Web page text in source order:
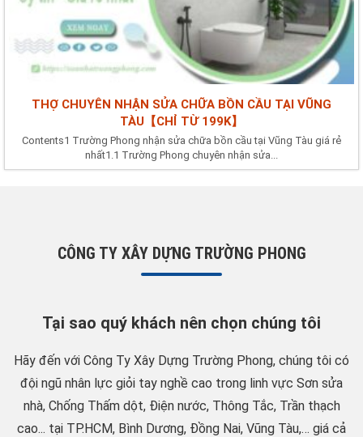
THỢ CHUYÊN NHẬN SỬA CHỮA BỒN CẦU TẠI VŨNG
TÀU【CHỈ TỪ 199K】
Contents1 Trường Phong nhận sửa chữa bồn cầu tại Vũng Tàu giá rẻ
nhất1.1 Trường Phong chuyên nhận sửa...
CÔNG TY XÂY DỰNG TRƯỜNG PHONG
Tại sao quý khách nên chọn chúng tôi
Hãy đến với Công Ty Xây Dựng Trường Phong, chúng tôi có
đội ngũ nhân lực giỏi tay nghề cao trong linh vực Sơn sửa
nhà, Chống Thấm dột, Điện nước, Thông Tắc, Trần thạch
cao... tại TP.HCM, Bình Dương, Đồng Nai, Vũng Tàu,… giá cả